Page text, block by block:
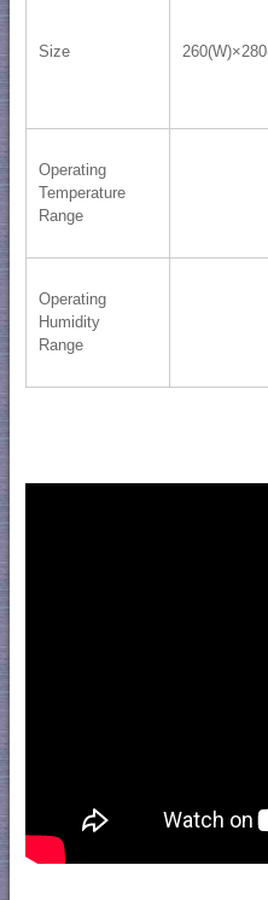
Size
Operating
Temperature
Range
Operating
Humidity
Range